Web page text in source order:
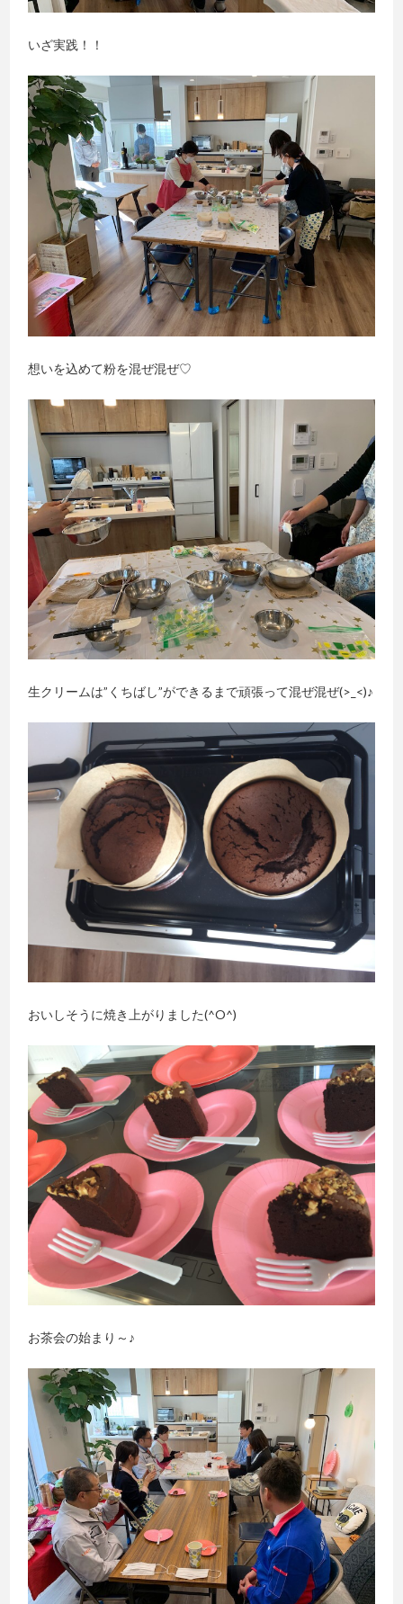
いざ実践！！
想いを込めて粉を混ぜ混ぜ♡
生クリームは”くちばし”ができるまで頑張って混ぜ混ぜ(>_<)♪
おいしそうに焼き上がりました(^O^)
お茶会の始まり～♪